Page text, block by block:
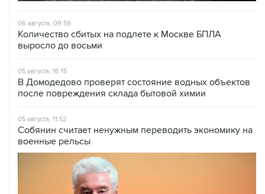
06 августа, 09:59
Количество сбитых на подлете к Москве БПЛА
выросло до восьми
05 августа, 16:15
В Домодедово проверят состояние водных объектов
после повреждения склада бытовой химии
05 августа, 11:52
Собянин считает ненужным переводить экономику на
военные рельсы